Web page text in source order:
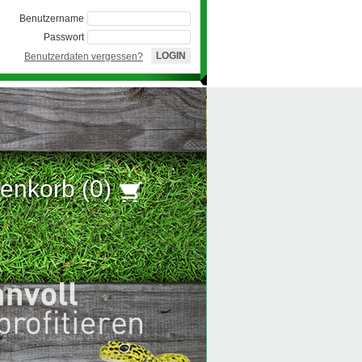
Benutzername
Passwort
Benutzerdaten vergessen?
(0)